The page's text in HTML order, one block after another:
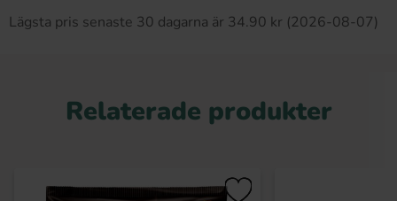
Lägsta pris senaste 30 dagarna är 34.90 kr (2026-08-07)
Relaterade produkter